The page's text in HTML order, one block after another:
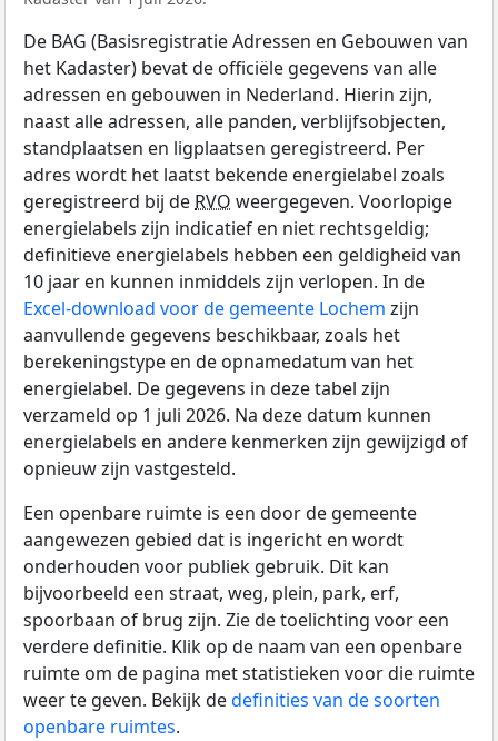
De BAG (Basisregistratie Adressen en Gebouwen van
het Kadaster) bevat de officiële gegevens van alle
adressen en gebouwen in Nederland. Hierin zijn,
naast alle adressen, alle panden, verblijfsobjecten,
standplaatsen en ligplaatsen geregistreerd. Per
adres wordt het laatst bekende energielabel zoals
geregistreerd bij de RVO weergegeven. Voorlopige
energielabels zijn indicatief en niet rechtsgeldig;
definitieve energielabels hebben een geldigheid van
10 jaar en kunnen inmiddels zijn verlopen. In de
Excel-download voor de gemeente Lochem zijn
aanvullende gegevens beschikbaar, zoals het
berekeningstype en de opnamedatum van het
energielabel. De gegevens in deze tabel zijn
verzameld op 1 juli 2026. Na deze datum kunnen
energielabels en andere kenmerken zijn gewijzigd of
opnieuw zijn vastgesteld.
Een openbare ruimte is een door de gemeente
aangewezen gebied dat is ingericht en wordt
onderhouden voor publiek gebruik. Dit kan
bijvoorbeeld een straat, weg, plein, park, erf,
spoorbaan of brug zijn. Zie de toelichting voor een
verdere definitie. Klik op de naam van een openbare
ruimte om de pagina met statistieken voor die ruimte
weer te geven. Bekijk dedefinities van de soorten
openbare ruimtes.